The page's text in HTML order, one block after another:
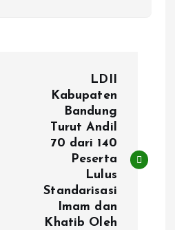
LDII
Kabupaten
Bandung
Turut Andil
70 dari 140
Peserta
Lulus
Standarisasi
Imam dan
Khatib Oleh